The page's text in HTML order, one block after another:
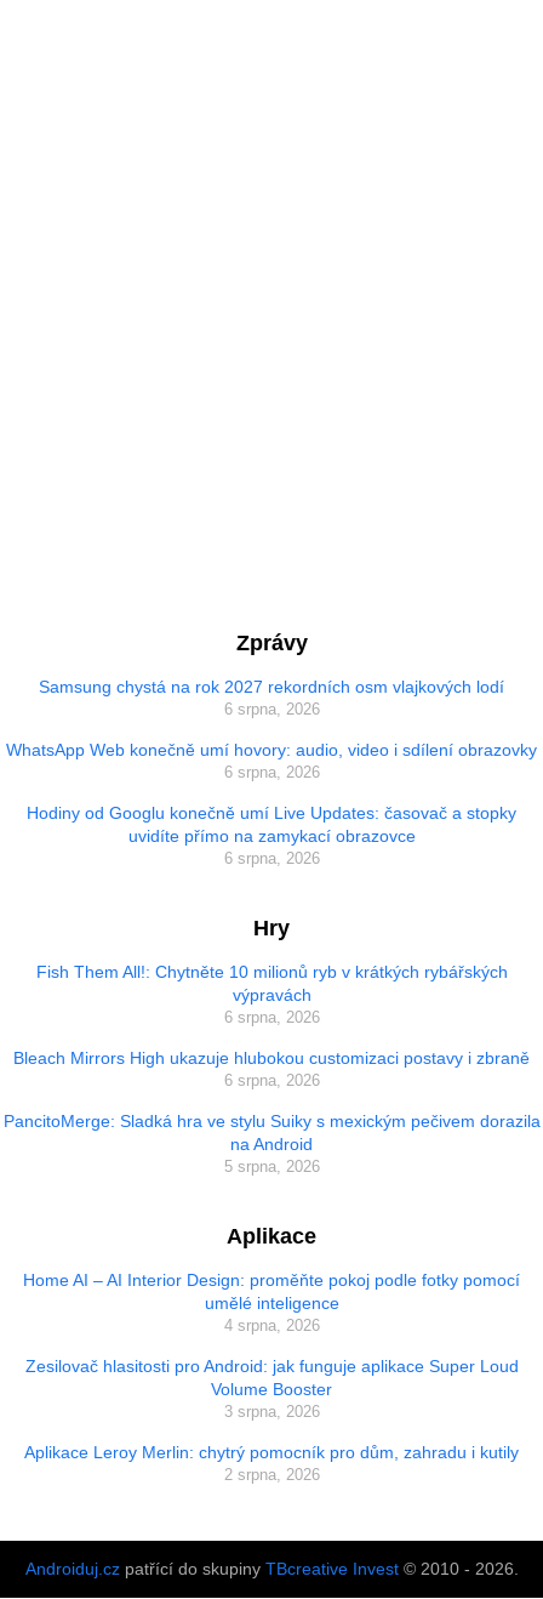
Zprávy
Samsung chystá na rok 2027 rekordních osm vlajkových lodí
6 srpna, 2026
WhatsApp Web konečně umí hovory: audio, video i sdílení obrazovky
6 srpna, 2026
Hodiny od Googlu konečně umí Live Updates: časovač a stopky
uvidíte přímo na zamykací obrazovce
6 srpna, 2026
Hry
Fish Them All!: Chytněte 10 milionů ryb v krátkých rybářských
výpravách
6 srpna, 2026
Bleach Mirrors High ukazuje hlubokou customizaci postavy i zbraně
6 srpna, 2026
PancitoMerge: Sladká hra ve stylu Suiky s mexickým pečivem dorazila
na Android
5 srpna, 2026
Aplikace
Home AI – AI Interior Design: proměňte pokoj podle fotky pomocí
umělé inteligence
4 srpna, 2026
Zesilovač hlasitosti pro Android: jak funguje aplikace Super Loud
Volume Booster
3 srpna, 2026
Aplikace Leroy Merlin: chytrý pomocník pro dům, zahradu i kutily
2 srpna, 2026
Androiduj.czpatřící do skupiny TBcreative Invest© 2010 - 2026.